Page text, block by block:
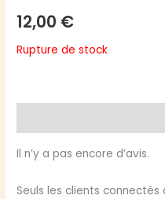
12,00 €
Rupture de stock
Il n’y a pas encore d’avis.
Seuls les clients